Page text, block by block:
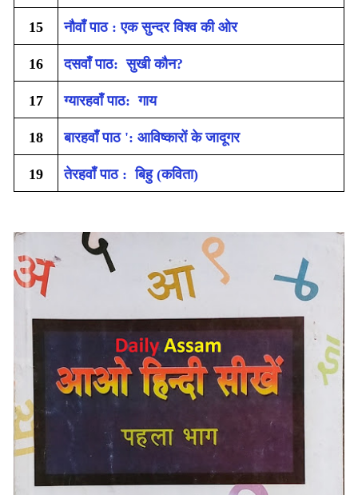
15 नौवाँ पाठ : एक सुन्दर विश्व की ओर
16 दसवाँ पाठ: सुखी कौन?
17 ग्यारहवाँ पाठ: गाय
18 बारहवाँ पाठ ': आविष्कारों के जादूगर
19 तेरहवाँ पाठ : बिहु (कविता)